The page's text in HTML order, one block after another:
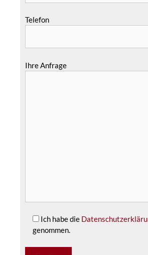
Telefon
Ihre Anfrage
Ich habe die
genommen.